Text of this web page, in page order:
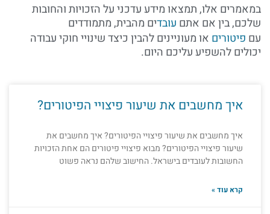
במאמרים אלו, תמצאו מידע עדכני על הזכויות והחובות
שלכם, בין אם אתם עובדים מהבית, מתמודדים
עם פיטורים או מעוניינים להבין כיצד שינויי חוקי עבודה
יכולים להשפיע עליכם היום.
איך מחשבים את שיעור פיצויי הפיטורים?
איך מחשבים את שיעור פיצויי הפיטורים? איך מחשבים את
שיעור פיצויי הפיטורים? מבוא פיצויי פיטורים הם אחת הזכויות
החשובות לעובדים בישראל. החישוב שלהם נראה פשוט
קרא עוד »